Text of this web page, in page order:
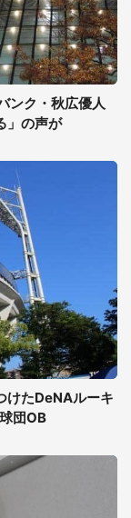
ンク・秋広優人
」の声が
けたDeNAルーキ
団OB